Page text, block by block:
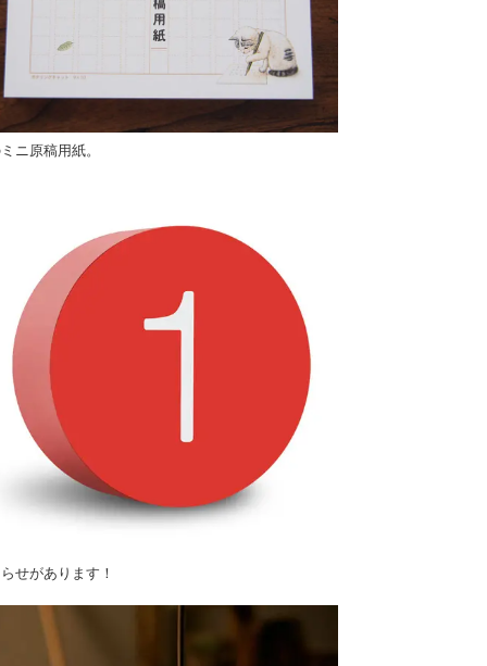
ニ原稿用紙。
せがあります！